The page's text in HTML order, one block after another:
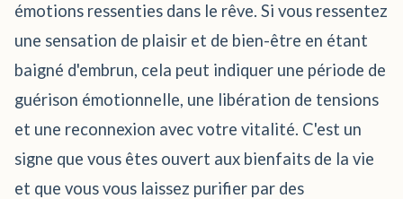
émotions ressenties dans le rêve. Si vous ressentez
une sensation de plaisir et de bien-être en étant
baigné d'embrun, cela peut indiquer une période de
guérison émotionnelle, une libération de tensions
et une reconnexion avec votre vitalité. C'est un
signe que vous êtes ouvert aux bienfaits de la vie
et que vous vous laissez purifier par des